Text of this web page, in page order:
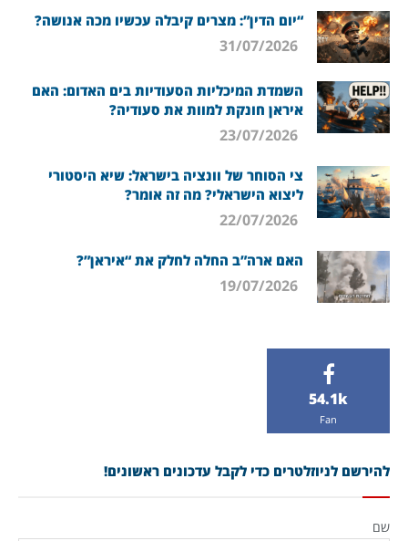
“יום הדין”: מצרים קיבלה עכשיו מכה אנושה?
השמדת המיכליות הסעודיות בים האדום: האם
איראן חונקת למוות את סעודיה?
צי הסוחר של וונציה בישראל: שיא היסטורי
ליצוא הישראלי? מה זה אומר?
האם ארה”ב החלה לחלק את “איראן”?
54.1k
Fan
להירשם לניוזלטרים כדי לקבל עדכונים ראשונים!
שם